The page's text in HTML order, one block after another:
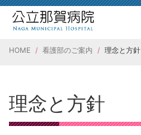
HOME 看護部のご案内 理念と方針
理念と方針